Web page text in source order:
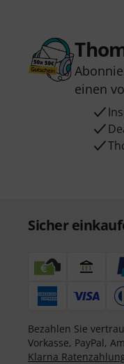
einen
Sicher
Bezahlen Sie
Vorkasse, PayPal,
Klarna